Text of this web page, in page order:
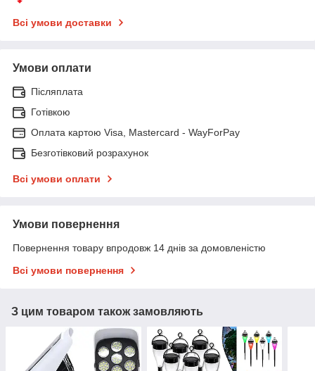
Всі умови доставки
Умови оплати
Післяплата
Готівкою
Оплата картою Visa, Mastercard - WayForPay
Безготівковий розрахунок
Всі умови оплати
Умови повернення
Повернення товару впродовж 14 днів за домовленістю
Всі умови повернення
З цим товаром також замовляють